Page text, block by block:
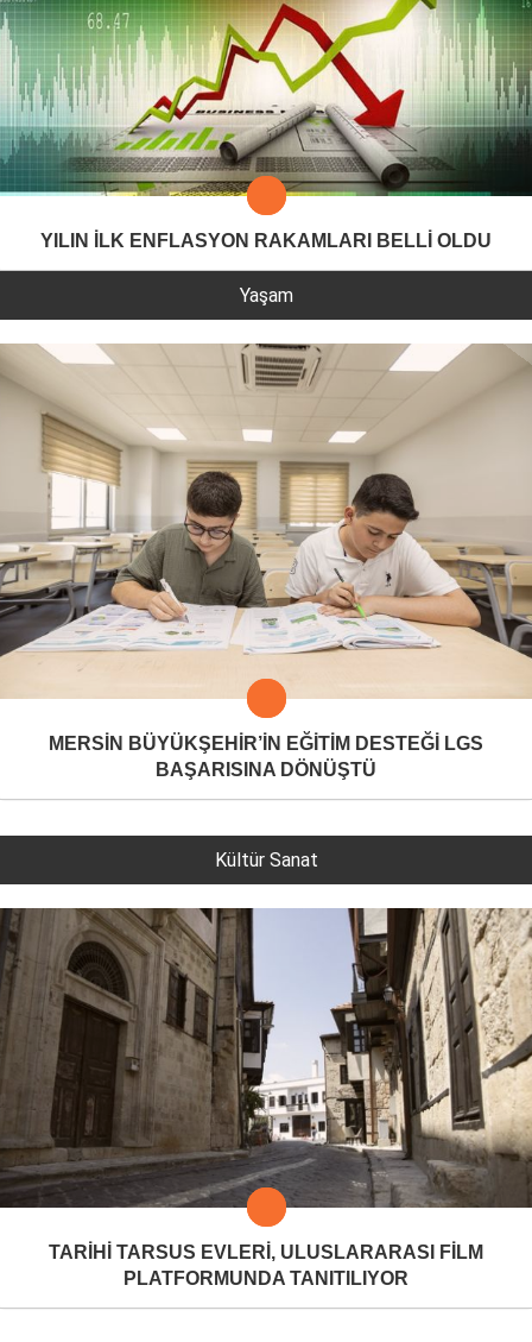
YILIN İLK ENFLASYON RAKAMLARI BELLİ OLDU
Yaşam
MERSİN BÜYÜKŞEHİR’İN EĞİTİM DESTEĞİ LGS
BAŞARISINA DÖNÜŞTÜ
Kültür Sanat
TARİHİ TARSUS EVLERİ, ULUSLARARASI FİLM
PLATFORMUNDA TANITILIYOR